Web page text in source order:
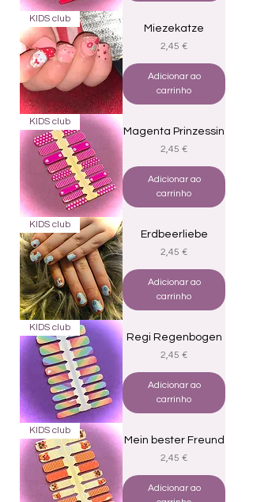
KIDS club
Miezekatze
Preço
2,45 €
Adicionar ao
carrinho
KIDS club
Magenta Prinzessin
Preço
2,45 €
Adicionar ao
carrinho
KIDS club
Erdbeerliebe
Preço
2,45 €
Adicionar ao
carrinho
KIDS club
Regi Regenbogen
Preço
2,45 €
Adicionar ao
carrinho
KIDS club
Mein bester Freund
Preço
2,45 €
Adicionar ao